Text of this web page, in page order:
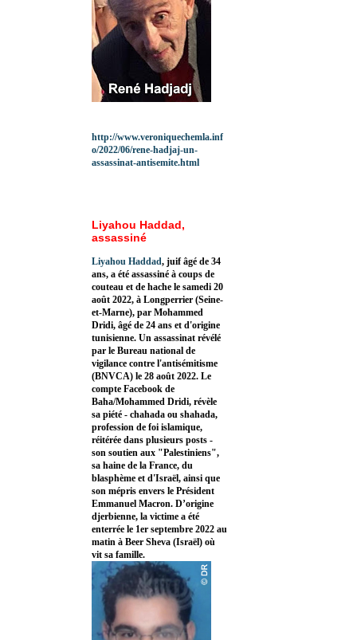
http://www.veroniquechemla.inf
o/2022/06/rene-hadjaj-un-
assassinat-antisemite.html
Liyahou Haddad,
assassiné
Liyahou Haddad, juif âgé de 34
ans, a été assassiné à coups de
couteau et de hache le samedi 20
août 2022, à Longperrier (Seine-
et-Marne), par Mohammed
Dridi, âgé de 24 ans et d'origine
tunisienne. Un assassinat révélé
par le Bureau national de
vigilance contre l'antisémitisme
(BNVCA) le 28 août 2022. Le
compte Facebook de
Baha/Mohammed Dridi, révèle
sa piété - chahada ou shahada,
profession de foi islamique,
réitérée dans plusieurs posts -
son soutien aux "Palestiniens",
sa haine de la France, du
blasphème et d'Israël, ainsi que
son mépris envers le Président
Emmanuel Macron. D’origine
djerbienne, la victime a été
enterrée le 1er septembre 2022 au
matin à Beer Sheva (Israël) où
vit sa famille.